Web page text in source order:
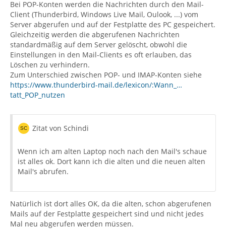
Bei POP-Konten werden die Nachrichten durch den Mail-
Client (Thunderbird, Windows Live Mail, Oulook, ...) vom
Server abgerufen und auf der Festplatte des PC gespeichert.
Gleichzeitig werden die abgerufenen Nachrichten
standardmäßig auf dem Server gelöscht, obwohl die
Einstellungen in den Mail-Clients es oft erlauben, das
Löschen zu verhindern.
Zum Unterschied zwischen POP- und IMAP-Konten siehe
https://www.thunderbird-mail.de/lexicon/:Wann_…
tatt_POP_nutzen
Zitat von Schindi
Wenn ich am alten Laptop noch nach den Mail's schaue
ist alles ok. Dort kann ich die alten und die neuen alten
Mail's abrufen.
Natürlich ist dort alles OK, da die alten, schon abgerufenen
Mails auf der Festplatte gespeichert sind und nicht jedes
Mal neu abgerufen werden müssen.